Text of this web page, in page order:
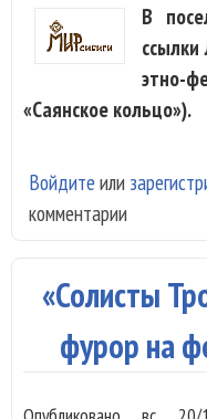
В
этно-
«Саянское кольцо»).
Войдите или
комментарии
«Солисты
фурор на